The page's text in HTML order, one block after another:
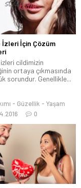
İzleri İçin Çözüm
cildimizin
ortaya çıkmasında
sorundur. Genellikle...
Güzellik
Yaşam
0